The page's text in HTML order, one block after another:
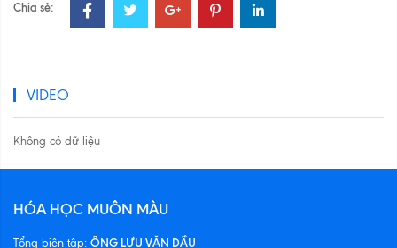
Chia sẻ:
VIDEO
Không có dữ liệu
HÓA HỌC MUÔN MÀU
Tổng biên tập: ÔNG LƯU VĂN DẦU